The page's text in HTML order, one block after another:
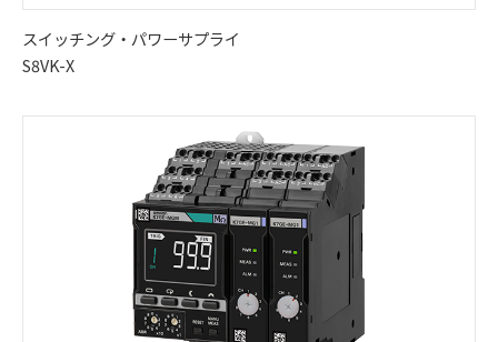
スイッチング・パワーサプライ
S8VK-X